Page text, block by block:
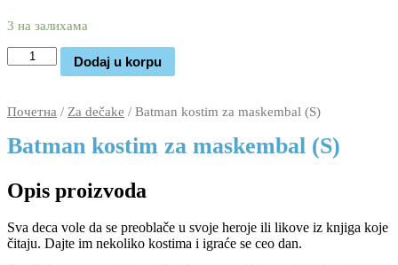
3 на залихама
Batman
kostim
(S)
Dodaj u korpu
Почетна / Za dečake / Batman kostim za maskembal (S)
Batman kostim za maskembal (S)
Opis proizvoda
Sva deca vole da se preoblače u svoje heroje ili likove iz knjiga koje
čitaju. Dajte im nekoliko kostima i igraće se ceo dan.